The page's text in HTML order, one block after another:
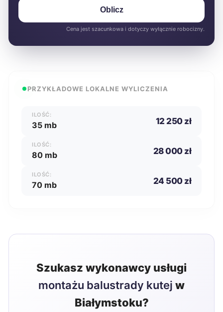
Oblicz
Cena jest szacunkowa i dotyczy wyłącznie robocizny.
PRZYKŁADOWE LOKALNE WYLICZENIA
ILOŚĆ:
35 mb 12 250 zł
ILOŚĆ:
80 mb 28 000 zł
ILOŚĆ:
70 mb 24 500 zł
Szukasz wykonawcy usługi
montażu balustrady kutej w
Białymstoku?